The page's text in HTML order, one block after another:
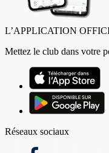
L’APPLICATION
Mettez le club dans votre
Réseaux sociaux